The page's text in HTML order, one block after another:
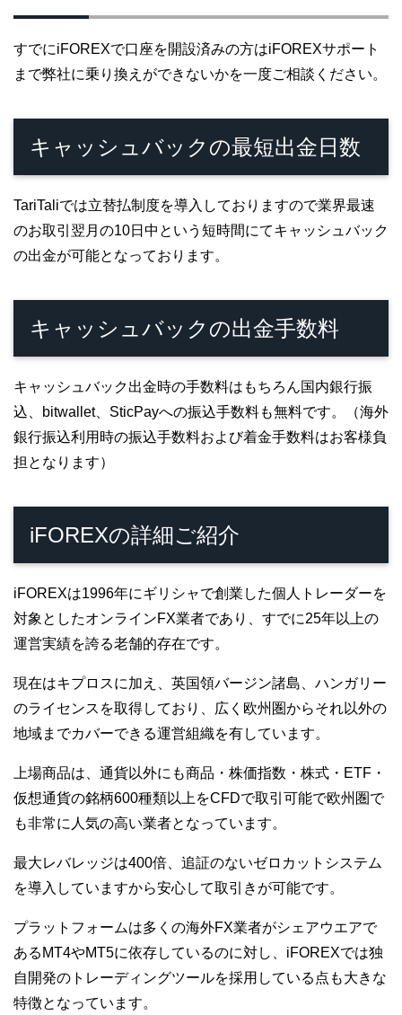
すでにiFOREXで口座を開設済みの方はiFOREXサポート
まで弊社に乗り換えができないかを一度ご相談ください。
キャッシュバックの最短出金日数
TariTaliでは立替払制度を導入しておりますので業界最速
のお取引翌月の10日中という短時間にてキャッシュバック
の出金が可能となっております。
キャッシュバックの出金手数料
キャッシュバック出金時の手数料はもちろん国内銀行振
込、bitwallet、SticPayへの振込手数料も無料です。（海外
銀行振込利用時の振込手数料および着金手数料はお客様負
担となります）
iFOREXの詳細ご紹介
iFOREXは1996年にギリシャで創業した個人トレーダーを
対象としたオンラインFX業者であり、すでに25年以上の
運営実績を誇る老舗的存在です。
現在はキプロスに加え、英国領バージン諸島、ハンガリー
のライセンスを取得しており、広く欧州圏からそれ以外の
地域までカバーできる運営組織を有しています。
上場商品は、通貨以外にも商品・株価指数・株式・ETF・
仮想通貨の銘柄600種類以上をCFDで取引可能で欧州圏で
も非常に人気の高い業者となっています。
最大レバレッジは400倍、追証のないゼロカットシステム
を導入していますから安心して取引きが可能です。
プラットフォームは多くの海外FX業者がシェアウエアで
あるMT4やMT5に依存しているのに対し、iFOREXでは独
自開発のトレーディングツールを採用している点も大きな
特徴となっています。